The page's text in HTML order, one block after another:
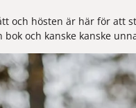
och hösten är här för att
och kanske kanske